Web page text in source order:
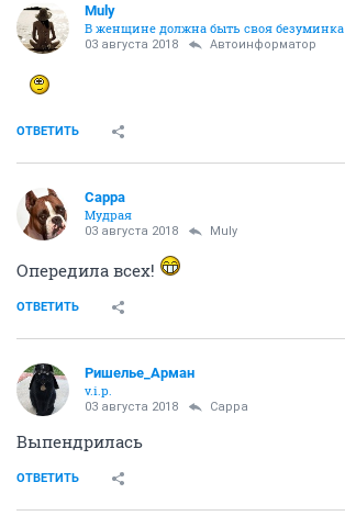
Muly
В женщине должна быть своя безyминка
03 августа 2018 Автоинформатор
ОТВЕТИТЬ
Сарра
Мудрая
03 августа 2018 Muly
Опередила всех!
ОТВЕТИТЬ
Ришелье_Арман
v.i.p.
03 августа 2018 Сарра
Выпендрилась
ОТВЕТИТЬ